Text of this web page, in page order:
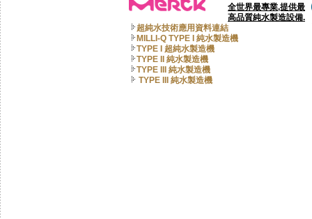
全世界最專業,提供最
高品質純水製造設備.
超純水技術應用資料連結
MILLI-Q TYPE I 純水製造機
TYPE I 超純水製造機
TYPE II 純水製造機
TYPE III 純水製造機
TYPE III 純水製造機